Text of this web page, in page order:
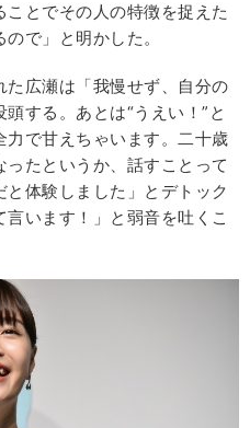
とでその人の特徴を捉えた
で」と明かした。
広瀬は「我慢せず、自分の
する。あとは“うえい！”と
で甘えちゃいます。二十歳
たというか、話すことって
体験しました」とデトック
います！」と弱音を吐くこ